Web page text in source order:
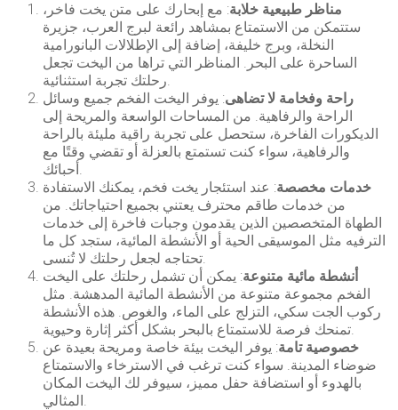
مناظر طبيعية خلابة: مع إبحارك على متن يخت فاخر،
ستتمكن من الاستمتاع بمشاهد رائعة لبرج العرب، جزيرة
النخلة، وبرج خليفة، إضافة إلى الإطلالات البانورامية
الساحرة على البحر. المناظر التي تراها من اليخت تجعل
رحلتك تجربة استثنائية.
راحة وفخامة لا تضاهى: يوفر اليخت الفخم جميع وسائل
الراحة والرفاهية. من المساحات الواسعة والمريحة إلى
الديكورات الفاخرة، ستحصل على تجربة راقية مليئة بالراحة
والرفاهية، سواء كنت تستمتع بالعزلة أو تقضي وقتًا مع
أحبائك.
خدمات مخصصة: عند استئجار يخت فخم، يمكنك الاستفادة
من خدمات طاقم محترف يعتني بجميع احتياجاتك. من
الطهاة المتخصصين الذين يقدمون وجبات فاخرة إلى خدمات
الترفيه مثل الموسيقى الحية أو الأنشطة المائية، ستجد كل ما
تحتاجه لجعل رحلتك لا تُنسى.
أنشطة مائية متنوعة: يمكن أن تشمل رحلتك على اليخت
الفخم مجموعة متنوعة من الأنشطة المائية المدهشة. مثل
ركوب الجت سكي، التزلج على الماء، والغوص. هذه الأنشطة
تمنحك فرصة للاستمتاع بالبحر بشكل أكثر إثارة وحيوية.
خصوصية تامة: يوفر اليخت بيئة خاصة ومريحة بعيدة عن
ضوضاء المدينة. سواء كنت ترغب في الاسترخاء والاستمتاع
بالهدوء أو استضافة حفل مميز، سيوفر لك اليخت المكان
المثالي.